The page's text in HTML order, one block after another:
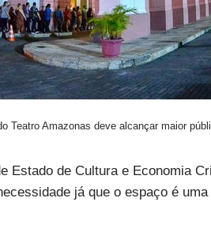
Teatro Amazonas deve alcançar maior
Estado de Cultura e Economia
já que o espaço é